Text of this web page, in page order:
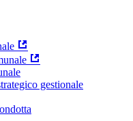
gestionale